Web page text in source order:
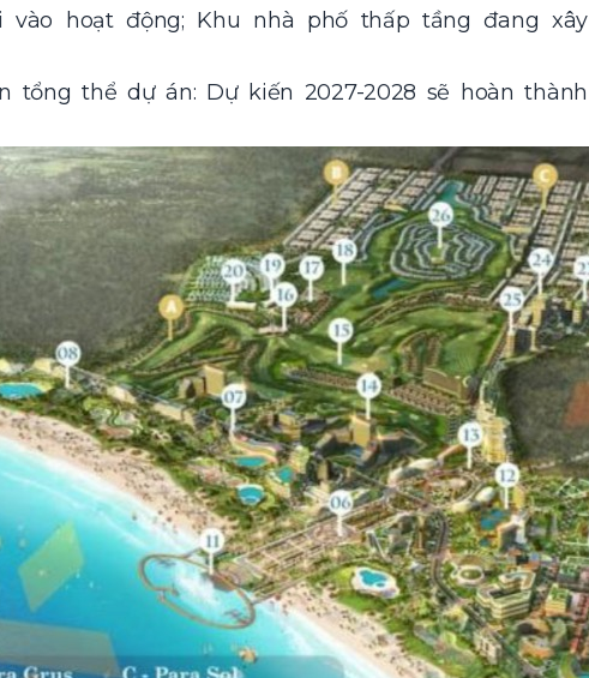
hoạt động; Khu nhà phố thấp tầng đang xây
tổng thể dự án: Dự kiến 2027-2028 sẽ hoàn thành